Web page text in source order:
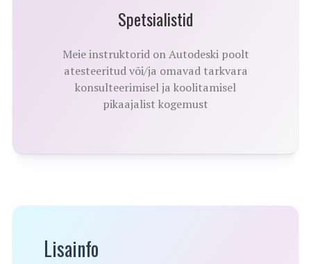
Spetsialistid
Meie instruktorid on Autodeski poolt
atesteeritud või/ja omavad tarkvara
konsulteerimisel ja koolitamisel
pikaajalist kogemust
Lisainfo